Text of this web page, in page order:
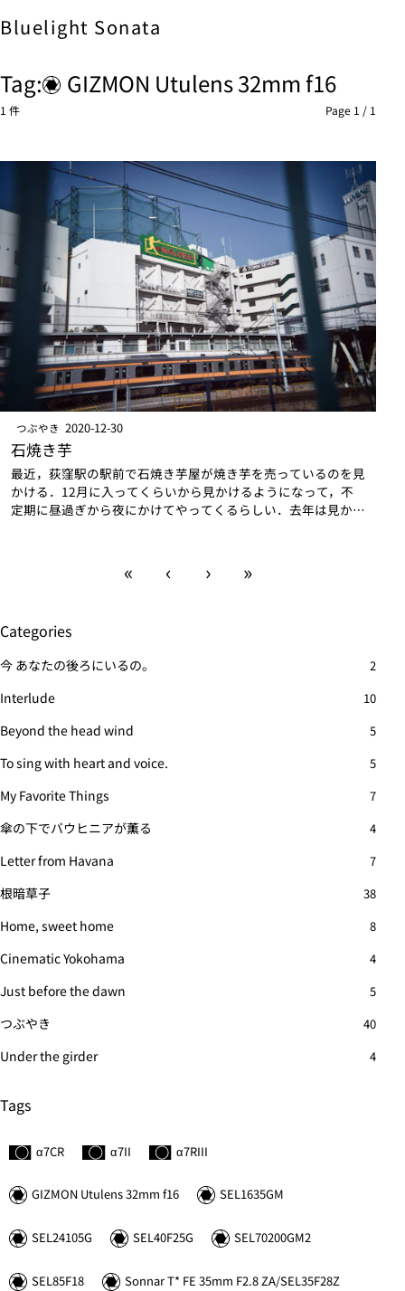
Bluelight Sonata
Tag: GIZMON Utulens 32mm f16
1 件 Page 1 / 1
つぶやき 2020-12-30
石焼き芋
最近，荻窪駅の駅前で石焼き芋屋が焼き芋を売っているのを見
かける．12月に入ってくらいから見かけるようになって，不
定期に昼過ぎから夜にかけてやってくるらしい．去年は見かけ
« ‹ › »
Categories
今 あなたの後ろにいるの。 2
Interlude 10
Beyond the head wind 5
To sing with heart and voice. 5
My Favorite Things 7
傘の下でバウヒニアが薫る 4
Letter from Havana 7
根暗草子 38
Home, sweet home 8
Cinematic Yokohama 4
Just before the dawn 5
つぶやき 40
Under the girder 4
Tags
α7CR α7II α7RIII
GIZMON Utulens 32mm f16 SEL1635GM
SEL24105G SEL40F25G SEL70200GM2
SEL85F18 SonnarT* FE 35mm F2.8 ZA/SEL35F28Z